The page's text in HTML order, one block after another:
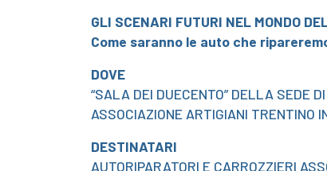
GLI SCENARI FUTURI NEL MONDO
Come saranno le auto che
DOVE
“SALA DEI DUECENTO” DELLA SEDE
ASSOCIAZIONE ARTIGIANI TRENTINO
DESTINATARI
AUTORIPARATORI E CARROZZIERI